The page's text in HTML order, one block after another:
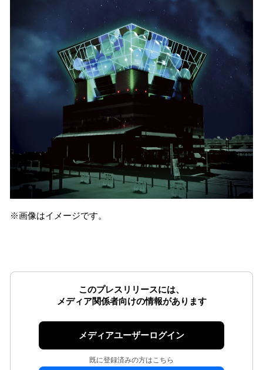
※画像はイメージです。
このプレスリリースには、
メディア関係者向けの情報があります
メディアユーザーログイン
既に登録済みの方はこちら